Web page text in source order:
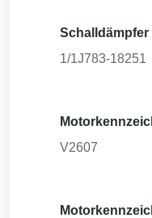
Schalldämpfer
1/1J783-18251
V2607